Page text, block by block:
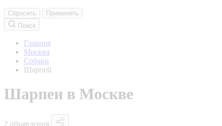
Сбросить
Применить
Поиск
Главная
Москва
Собаки
Шарпей
Шарпеи в Москве
2 объявления